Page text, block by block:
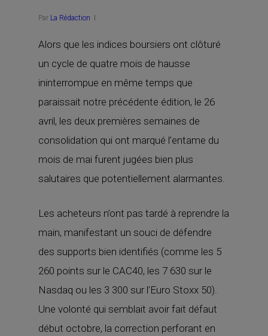
Par La Rédaction
Alors que les indices boursiers ont clôturé
un cycle de quatre mois de hausse
ininterrompue en même temps que
paraissait notre précédente édition, le 26
avril, les deux premières semaines de
consolidation qui ont marqué l’entame du
mois de mai furent jugées bien plus
salutaires que potentiellement alarmantes.
Les acheteurs n’ont pas tardé à reprendre la
main, manifestant un souci de défendre
des supports bien identifiés (comme les 5
260 points sur le CAC40, les 7 630 sur le
Nasdaq ou les 3 300 sur l’Euro Stoxx 50).
Une volonté qui semblait avoir fait défaut
début octobre, la correction perforant en